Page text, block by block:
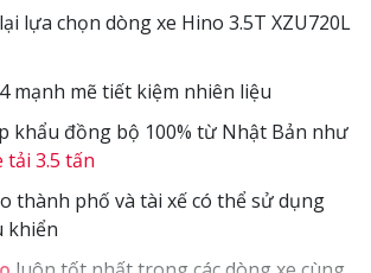
lựa chọn dòng xe Hino 3.5T XZU720L
mạnh mẽ tiết kiệm nhiên liệu
khẩu đồng bộ 100% từ Nhật Bản như
tải 3.5 tấn
thành phố và tài xế có thể sử dụng
khiển